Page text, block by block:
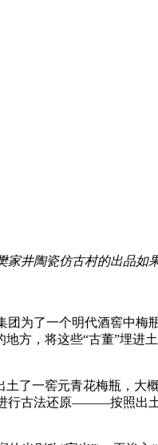
井陶瓷仿古村的出品如
为了一个明代酒窖中梅
方，将这些“古董”埋进
了一窖元青花梅瓶，大
行古法还原———按照出